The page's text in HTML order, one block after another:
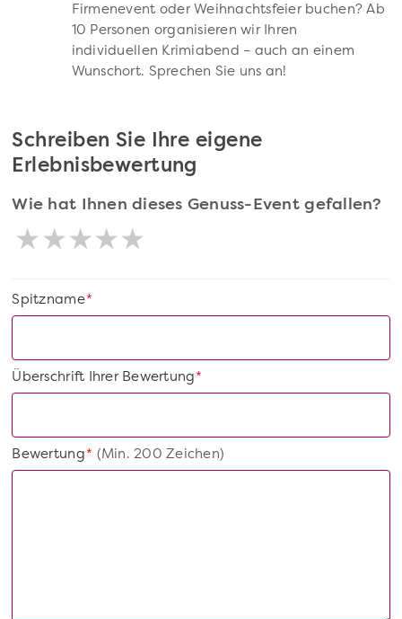
Firmenevent oder Weihnachtsfeier buchen? Ab
10 Personen organisieren wir Ihren
individuellen Krimiabend – auch an einem
Wunschort. Sprechen Sie uns an!
Schreiben Sie Ihre eigene
Erlebnisbewertung
Wie hat Ihnen dieses Genuss-Event gefallen?
*
Spitzname
*
Überschrift Ihrer Bewertung
*
Bewertung(Min. 200 Zeichen)